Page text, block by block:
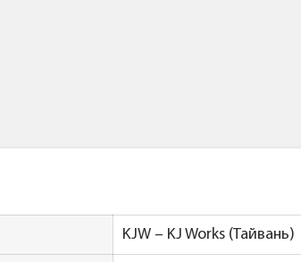
KJW – KJ Works (Тайвань)